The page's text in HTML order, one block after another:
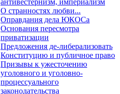
антивестернизм, империализм
О странностях любви...
Оправдания дела ЮКОСа
Основания пересмотра
приватизации
Предложения де-либерализовать
Конституцию и публичное право
Призывы к ужесточению
уголовного и уголовно-
процессуального
законодательства